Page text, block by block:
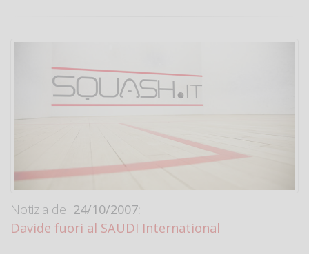
Notizia del 24/10/2007:
Davide fuori al SAUDI International